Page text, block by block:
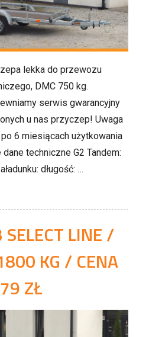
lekka do przewozu
DMC 750 kg.
serwis gwarancyjny
u nas przyczep! Uwaga
6 miesiącach użytkowania
techniczne G2 Tandem:
długość: …
LINE /
KG / CENA
ZŁ